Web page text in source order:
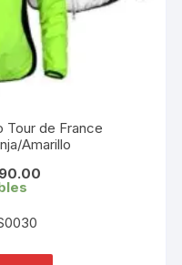
Tour de France
Amarillo
El